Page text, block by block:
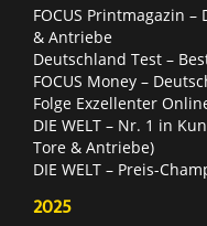
FOCUS Printmagazin
& Antriebe
Deutschland Test –
FOCUS Money –
Folge Exzellenter
DIE WELT – Nr. 1 in
Tore & Antriebe)
DIE WELT – Preis-
2025